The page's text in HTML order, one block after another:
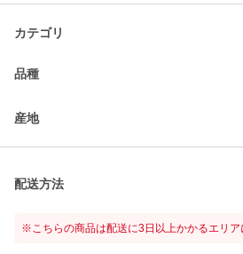
カテゴリ
品種
産地
配送方法
※こちらの商品は配送に3日以上かかるエリア